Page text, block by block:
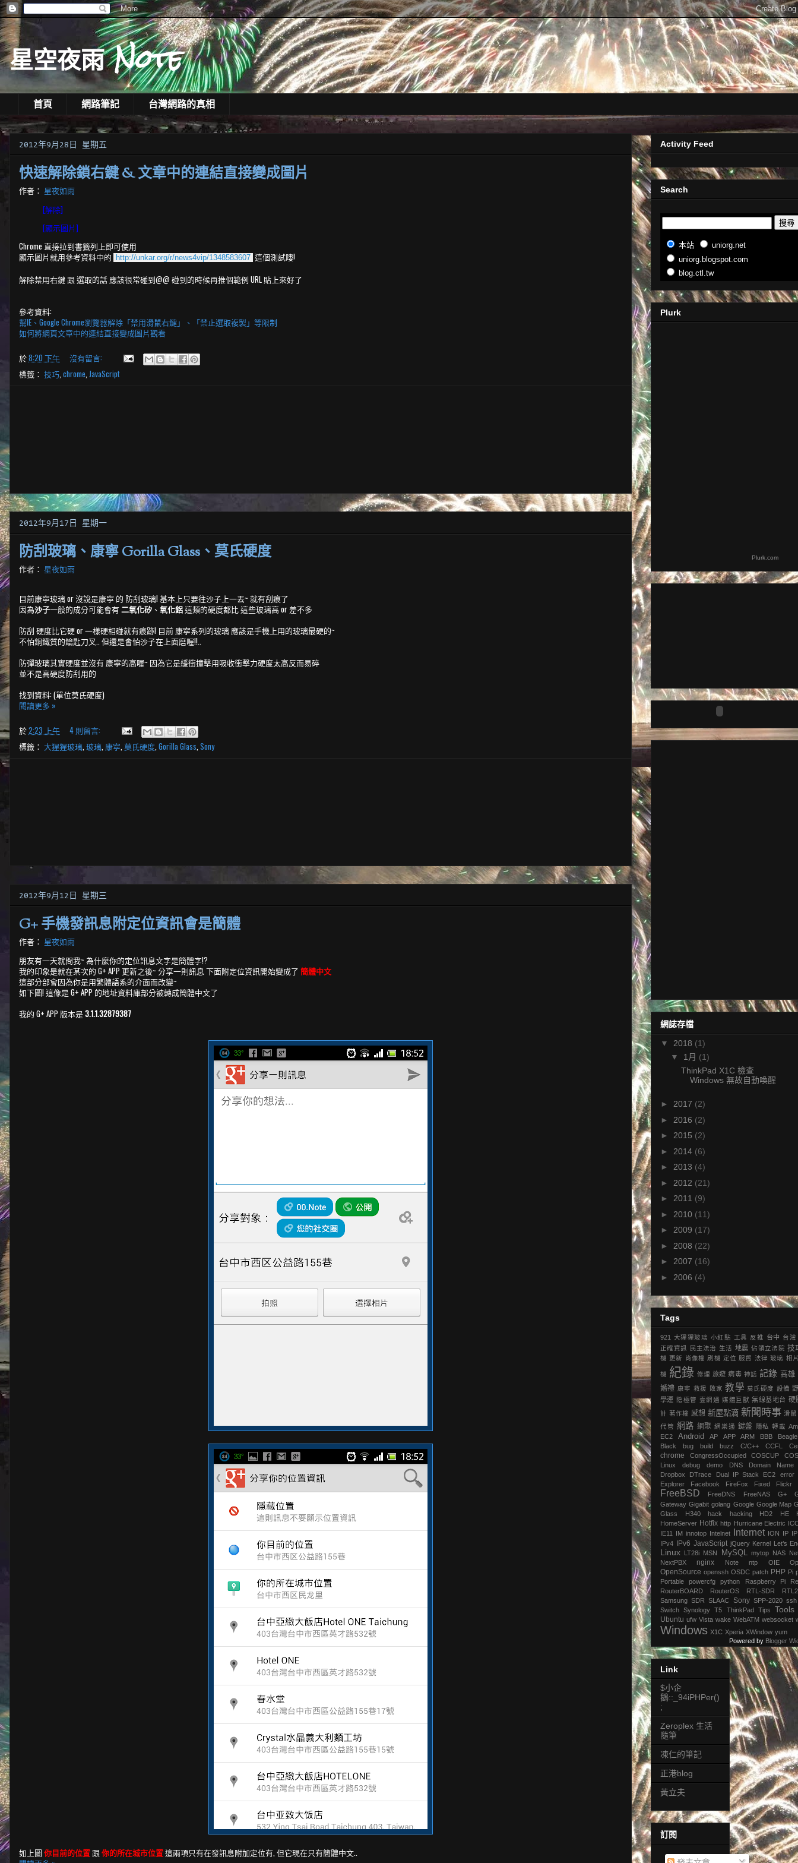
星空夜雨 Note
首頁 網路筆記 台灣網路的真相
2012年9月28日 星期五
快速解除鎖右鍵 & 文章中的連結直接變成圖片
作者： 星夜如雨
[解除]
[顯示圖片]
Chrome 直接拉到書籤列上即可使用
顯示圖片就用參考資料中的
http://unkar.org/r/news4vip/1348583607 這個測試嘍!
解除禁用右鍵 跟 選取的話 應該很常碰到@@ 碰到的時候再推個範例 URL 貼上來好了
參考資料:
幫IE、Google Chrome瀏覽器解除「禁用滑鼠右鍵」、「禁止選取複製」等限制
如何將網頁文章中的連結直接變成圖片觀看
於8:20 下午
沒有留言:
標籤： 技巧,chrome,JavaScript
2012年9月17日 星期一
防刮玻璃、康寧 Gorilla Glass、莫氏硬度
作者： 星夜如雨
目前康寧玻璃 or 沒說是康寧 的 防刮玻璃! 基本上只要往沙子上一丟~ 就有刮痕了
因為沙子一般的成分可能會有二氧化矽 、 氧化鋁這類的硬度都比 這些玻璃高 or 差不多
防刮 硬度比它硬 or 一樣硬相碰就有痕跡! 目前 康寧系列的玻璃 應該是手機上用的玻璃最硬的~
不怕銅鐵質的鑰匙刀叉.. 但還是會怕沙子在上面磨喔!!..
防彈玻璃其實硬度並沒有 康寧的高喔~ 因為它是緩衝撞擊用吸收衝擊力硬度太高反而易碎
並不是高硬度防刮用的
找到資料: (單位莫氏硬度)
閱讀更多 »
於2:23 上午
4 則留言:
標籤： 大猩猩玻璃,玻璃, 康寧,莫氏硬度,Gorilla Glass,Sony
2012年9月12日 星期三
G+ 手機發訊息附定位資訊會是簡體
作者： 星夜如雨
朋友有一天就問我~ 為什麼你的定位訊息文字是簡體字!?
我的印象是就在某次的 G+ APP 更新之後~ 分享一則訊息 下面附定位資訊開始變成了 簡體中文
這部分部會因為你是用繁體語系的介面而改變~
如下圖! 這像是 G+ APP 的地址資料庫部分被轉成簡體中文了
我的 G+ APP 版本是3.1.1.32879387
如上圖 你目前的位置 跟 你的所在城市位置這兩項只有在發訊息附加定位有, 但它現在只有簡體中文..
Activity Feed
Search
本站
uniorg.net
uniorg.blogspot.com
blog.ctl.tw
Plurk
Plurk.com
網誌存檔
▼ 2018 (1)
▼ 1月 (1)
ThinkPad X1C 檢查
Windows 無故自動喚醒
► 2017 (2)
► 2016 (2)
► 2015 (2)
► 2014 (6)
► 2013 (4)
► 2012 (21)
► 2011 (9)
► 2010 (11)
► 2009 (17)
► 2008 (22)
► 2007 (16)
► 2006 (4)
Tags
921 大猩猩玻璃 小紅點 工具 反推 台中 台灣
正確資訊
民主法治 生活 地震 ‎佔領立法院‬ 技
機 更新 肖像權 刷機 定位 服貿 法律 玻璃 相
機 紀錄 修理 旅遊 病毒 神話 記錄 高雄
婚禮 康寧 救援 敗家 教學 莫氏硬度 設備
學運 陰極管 壹網通 媒體巨獸 無線基地台 硬
計 著作權 感想 新屋點滴 新聞時事 滑鼠
代管 網路 網聚 網樂通 鍵盤 隱私 轉載
EC2
Android AP APP ARM BBB
Black
bug build buzz C/C++ CCFL
chrome ‎CongressOccupied COSCUP
Linux
debug demo DNS
Domain Name
Dropbox
DTrace Dual IP Stack EC2
error
Explorer
Facebook FireFox Fixed Flickr
FreeBSD FreeDNS FreeNAS G+
Gateway Gigabit golang Google Google Map
Glass
H340 hack hacking HD2 HE
HomeServer Hotfix http Hurricane Electric
IE11
IM innotop Intelnet Internet ION IP
IPv4
IPv6 JavaScript jQuery Kernel Let’s
Linux LT28i MSN MySQL mytop NAS
NextPBX
nginx Note ntp OIE
OpenSource openssh OSDC patch PHP Pi
Portable
powercfg python Raspberry Pi
RouterBOARD
RouterOS RTL-SDR
Samsung SDR SLAAC Sony SPP-2020 ssh
Switch Synology T5 ThinkPad Tips Tools
Ubuntu ufw Vista wake WebATM websocket
Windows X1C Xperia XWindow yum
Powered by Blogger
Link
$小企
鵝::_94iPHPer()
;
Zeroplex 生活
隨筆
凍仁的筆記
正港blog
黃立夫
訂閱